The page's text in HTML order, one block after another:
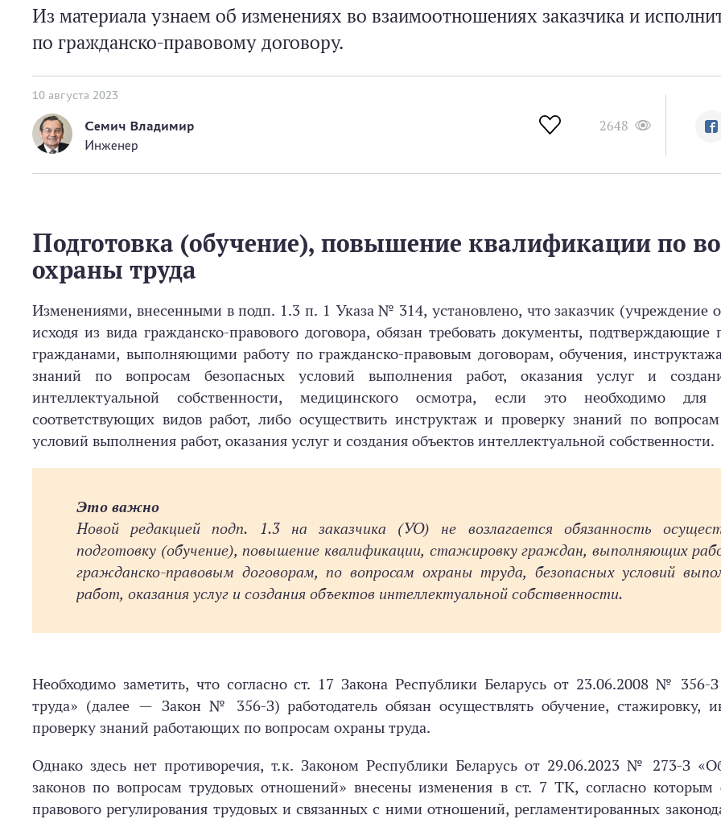
Из материала узнаем об изменениях во взаимоотношениях заказчика и
по гражданско-­правовому договору.
10 августа 2023
Семич Владимир
Инженер
2648
Подготовка (обучение), повышение квалификации по
охраны труда
Изменениями, внесенными в подп. 1.3 п. 1 Указа № 314, установлено, что заказчик (учреждение
исходя из вида граж­данско-­право­во­го договора, обязан требовать документы, подтверждающие
гражданами, выполняющими работу по гражданско-­правовым договорам, обучения,
знаний по вопросам безопасных условий выполнения работ, оказания услуг и
интеллектуальной собственности, медицинского осмотра, если это необходимо для
соответствующих видов работ, либо осуществить инструктаж и проверку знаний по
условий выполнения работ, оказания услуг и создания объектов интеллектуальной собственности.
Это важно
Новой редакцией подп. 1.3 на заказчика (УО) не возлагается обязанность
подготовку (обучение), повышение квалификации, стажировку граждан, выполняющих
гражданско-правовым договорам, по вопросам охраны труда, безопасных условий
работ, оказания услуг и создания объектов интеллектуальной собственности.
Необходимо заметить, что согласно ст. 17 Закона Республики Беларусь от 23.06.2008 № 356-
труда» (далее — Закон № 356-З) работодатель обязан осуществлять обучение, стажировку,
проверку знаний работающих по вопросам охраны труда.
Однако здесь нет противоречия, т. к. Законом Республики Беларусь от 29.06.2023 № 273-З
законов по вопросам трудовых отношений» внесены изменения в ст. 7 ТК, согласно которым
правового регулирования трудовых и связанных с ними отношений, регламентированных